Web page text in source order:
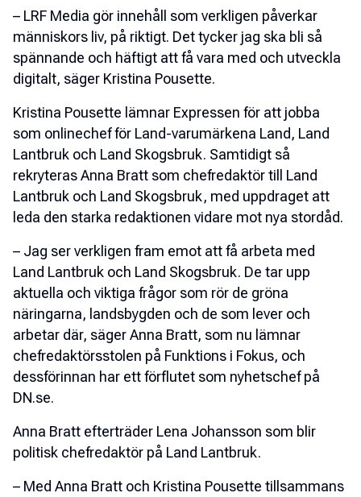
– LRF Media gör innehåll som verkligen påverkar
människors liv, på riktigt. Det tycker jag ska bli så
spännande och häftigt att få vara med och utveckla
digitalt, säger Kristina Pousette.
Kristina Pousette lämnar Expressen för att jobba
som onlinechef för Land-varumärkena Land, Land
Lantbruk och Land Skogsbruk. Samtidigt så
rekryteras Anna Bratt som chefredaktör till Land
Lantbruk och Land Skogsbruk, med uppdraget att
leda den starka redaktionen vidare mot nya stordåd.
– Jag ser verkligen fram emot att få arbeta med
Land Lantbruk och Land Skogsbruk. De tar upp
aktuella och viktiga frågor som rör de gröna
näringarna, landsbygden och de som lever och
arbetar där, säger Anna Bratt, som nu lämnar
chefredaktörsstolen på Funktions i Fokus, och
dessförinnan har ett förflutet som nyhetschef på
DN.se.
Anna Bratt efterträder Lena Johansson som blir
politisk chefredaktör på Land Lantbruk.
– Med Anna Bratt och Kristina Pousette tillsammans